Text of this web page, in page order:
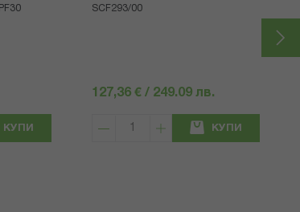
КУПИ
SCF293/00
127,36 € / 249.09 лв.
КУПИ